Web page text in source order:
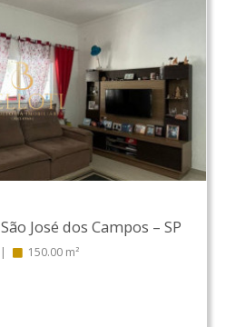
São José dos Campos – SP
150.00 m²